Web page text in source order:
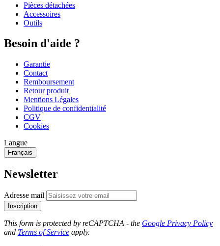
Pièces détachées
Accessoires
Outils
Besoin d'aide ?
Garantie
Contact
Remboursement
Retour produit
Mentions Légales
Politique de confidentialité
CGV
Cookies
Langue
Français
Newsletter
Adresse mail
Inscription
This form is protected by reCAPTCHA - the Google Privacy Policy
and Terms of Service apply.